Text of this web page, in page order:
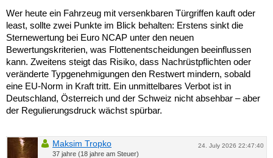
Wer heute ein Fahrzeug mit versenkbaren Türgriffen kauft oder
least, sollte zwei Punkte im Blick behalten: Erstens sinkt die
Sternewertung bei Euro NCAP unter den neuen
Bewertungskriterien, was Flottenentscheidungen beeinflussen
kann. Zweitens steigt das Risiko, dass Nachrüstpflichten oder
veränderte Typgenehmigungen den Restwert mindern, sobald
eine EU-Norm in Kraft tritt. Ein unmittelbares Verbot ist in
Deutschland, Österreich und der Schweiz nicht absehbar – aber
der Regulierungsdruck wächst spürbar.
24. July 2026 22:47:40
Maksim Tropko
37 jahre (18 jahre am Steuer)